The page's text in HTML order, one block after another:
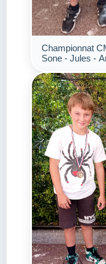
Championnat
Sone - Jules -